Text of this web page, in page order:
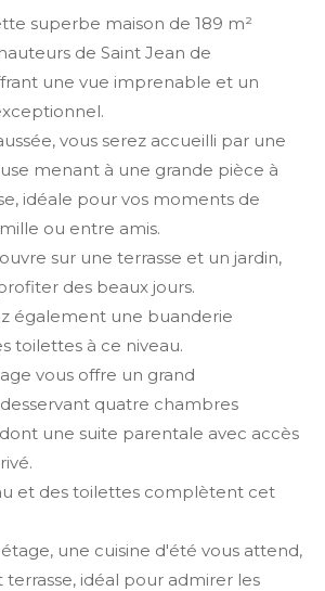
superbe maison de 189 m²
de Saint Jean de
une vue imprenable et un
vous serez accueilli par une
menant à une grande pièce à
idéale pour vos moments de
ou entre amis.
sur une terrasse et un jardin,
des beaux jours.
également une buanderie
toilettes à ce niveau.
vous offre un grand
quatre chambres
une suite parentale avec accès
et des toilettes complètent cet
une cuisine d'été vous attend,
terrasse, idéal pour admirer les